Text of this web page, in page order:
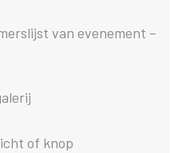
van evenement –
of knop